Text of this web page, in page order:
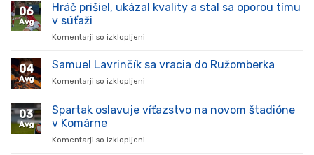
06
Avg
Hráč prišiel, ukázal kvality a stal sa oporou tímu
v súťaži
Komentarji so izklopljeni
prišiel,
stal
04
Avg
Samuel Lavrinčík sa vracia do Ružomberka
Komentarji so izklopljeni
Lavrinčík
03
Avg
Spartak oslavuje víťazstvo na novom štadióne
v Komárne
Komentarji so izklopljeni